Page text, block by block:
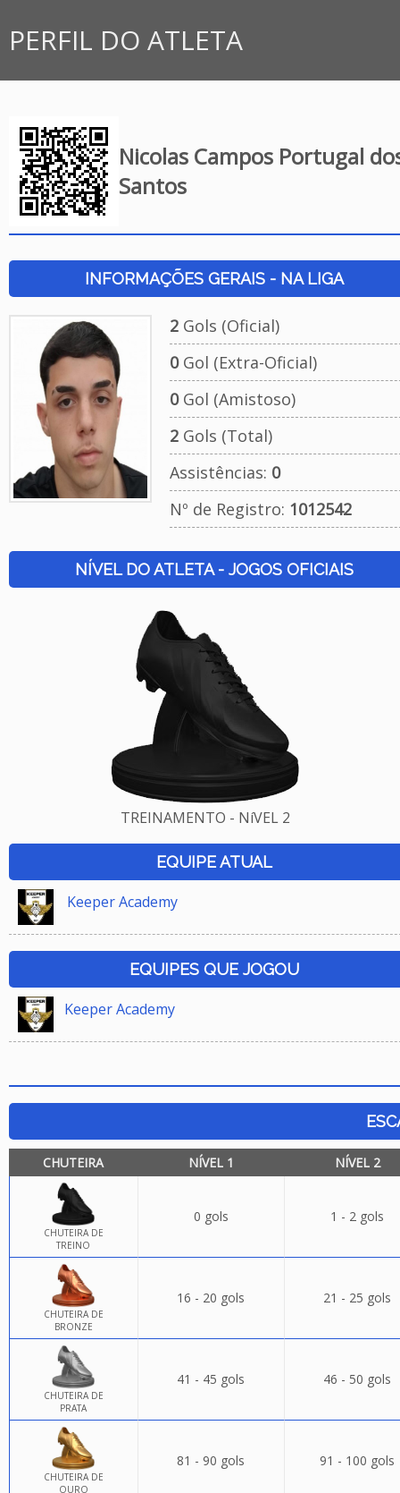
PERFIL DO ATLETA
Nicolas Campos Portugal
Santos
INFORMAÇÕES GERAIS - NA LIGA
2Gols (Oficial)
0Gol (Extra-Oficial)
0Gol (Amistoso)
2Gols (Total)
Assistências: 0
Nº de Registro: 1012542
NÍVEL DO ATLETA - JOGOS OFICIAIS
TREINAMENTO - NíVEL 2
EQUIPE ATUAL
Keeper Academy
EQUIPES QUE JOGOU
Keeper Academy
CHUTEIRA NÍVEL 1 NÍVEL 2
CHUTEIRA DE
TREINO
0 gols 1 - 2 gols
CHUTEIRA DE
BRONZE
16 - 20 gols 21 - 25 gols
CHUTEIRA DE
PRATA
41 - 45 gols 46 - 50 gols
CHUTEIRA DE
OURO
81 - 90 gols 91 - 100 gols